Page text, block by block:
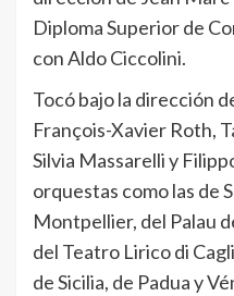
Diploma Superior de
con Aldo Ciccolini.
Tocó bajo la dirección
François-Xavier Roth,
Silvia Massarelli y
orquestas como las de
Montpellier, del Palau
del Teatro Lirico di
de Sicilia, de Padua y